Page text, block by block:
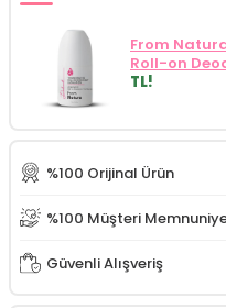
From
Roll-on
TL!
%100 Orijinal Ürün
%100 Müşteri
Güvenli Alışveriş